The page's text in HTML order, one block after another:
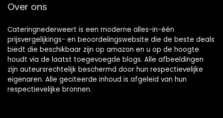
Over ons
Cateringnederweert is een moderne alles-in-één
prijsvergelijkings- en beoordelingswebsite die de beste deals
biedt die beschikbaar zijn op amazon en u op de hoogte
houdt via de laatst toegevoegde blogs. Alle afbeeldingen
zijn auteursrechtelijk beschermd door hun respectievelijke
eigenaren. Alle geciteerde inhoud is afgeleid van hun
respectievelijke bronnen.